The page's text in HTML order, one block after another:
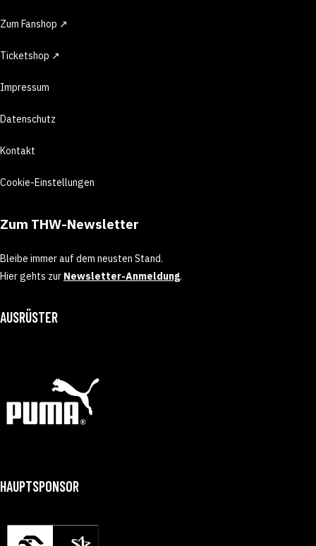
Zum Fanshop ↗
Ticketshop ↗
Impressum
Datenschutz
Kontakt
Cookie-Einstellungen
Zum THW-Newsletter
Bleibe immer auf dem neusten Stand.
Hier gehts zur Newsletter-Anmeldung.
AUSRÜSTER
HAUPTSPONSOR